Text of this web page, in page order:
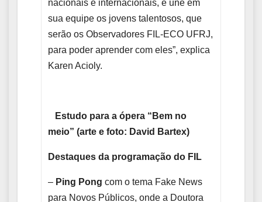
nacionais e internacionais, e une em
sua equipe os jovens talentosos, que
serão os Observadores FIL-ECO UFRJ,
para poder aprender com eles”, explica
Karen Acioly.
Estudo para a ópera “Bem no
meio” (arte e foto: David Bartex)
Destaques da programação do FIL
– Ping Pong com o tema Fake News
para Novos Públicos, onde a Doutora